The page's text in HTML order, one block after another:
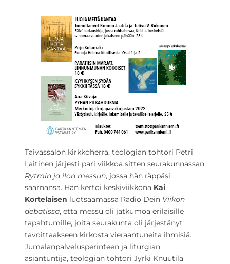
Taivassalon kirkkoherra, teologian tohtori Petri
Laitinen järjesti pari viikkoa sitten seurakunnassan
Rytmin ja ilon messun, jossa hän räppäsi
saarnansa. Hän kertoi keskiviikkona Kai
Kortelaisen luotsaamassa Radio Dein Viikon
debatissa, että messu oli jatkumoa erilaisille
tapahtumille, joita seurakunta oli järjestänyt
tavoittaakseen kirkosta vieraantuneita ihmisiä.
Jumalanpalvelusperinteen ja liturgian
asiantuntija, teologian tohtori Jyrki Knuutila